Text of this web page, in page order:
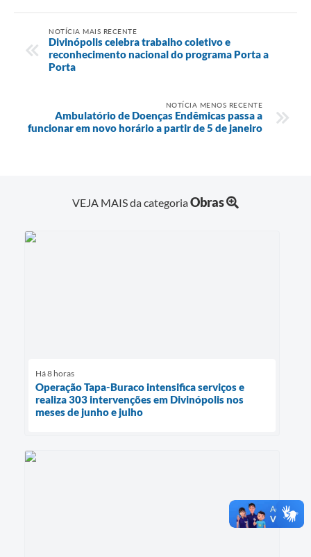
NOTÍCIA MAIS RECENTE
Divinópolis celebra trabalho coletivo e
reconhecimento nacional do programa Porta a
Porta
NOTÍCIA MENOS RECENTE
Ambulatório de Doenças Endêmicas passa a
funcionar em novo horário a partir de 5 de janeiro
VEJA MAIS da categoriaObras
Há 8 horas
Operação Tapa-Buraco intensifica serviços e
realiza 303 intervenções em Divinópolis nos
meses de junho e julho